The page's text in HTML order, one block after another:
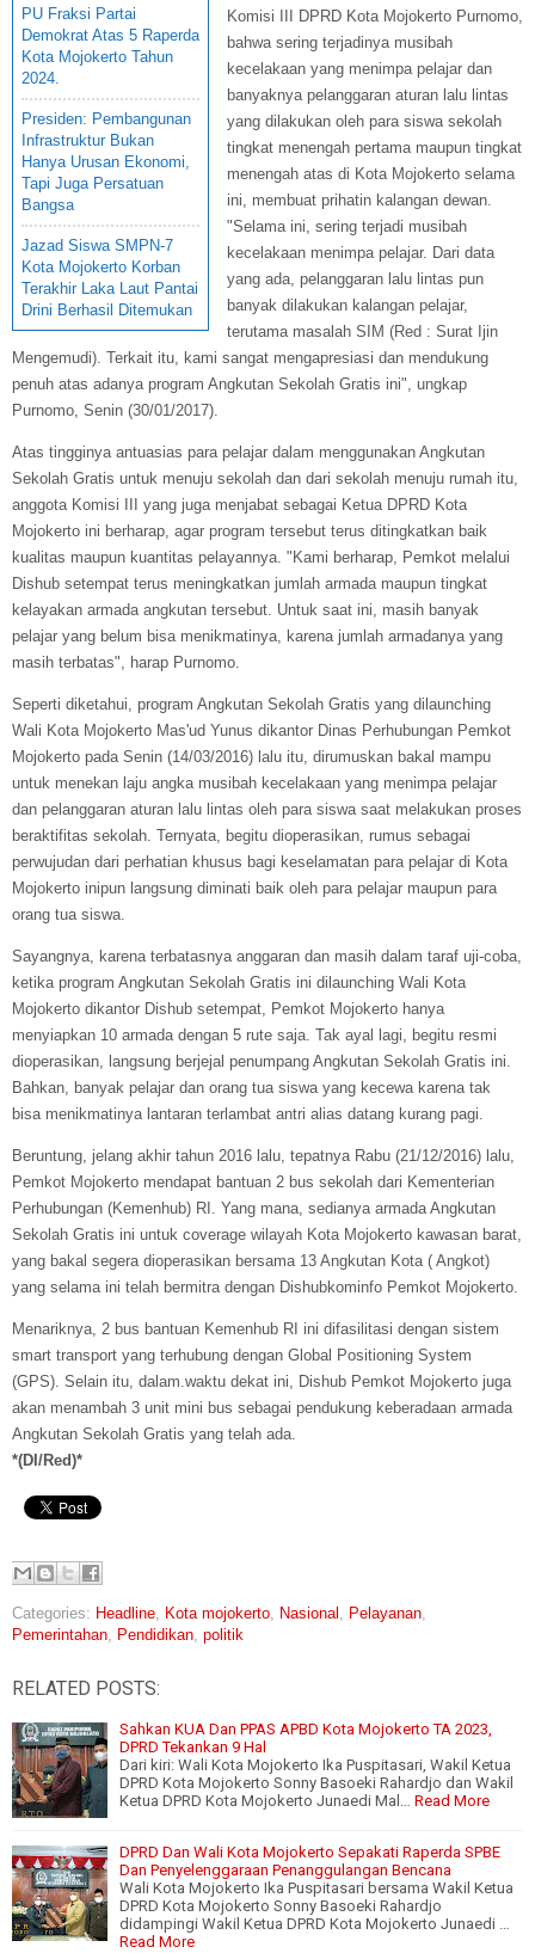
PU Fraksi Partai
Demokrat Atas 5 Raperda
Kota Mojokerto Tahun
2024.
Presiden: Pembangunan
Infrastruktur Bukan
Hanya Urusan Ekonomi,
Tapi Juga Persatuan
Bangsa
Jazad Siswa SMPN-7
Kota Mojokerto Korban
Terakhir Laka Laut Pantai
Drini Berhasil Ditemukan
Komisi III DPRD Kota Mojokerto Purnomo,
bahwa sering terjadinya musibah
kecelakaan yang menimpa pelajar dan
banyaknya pelanggaran aturan lalu lintas
yang dilakukan oleh para siswa sekolah
tingkat menengah pertama maupun tingkat
menengah atas di Kota Mojokerto selama
ini, membuat prihatin kalangan dewan.
"Selama ini, sering terjadi musibah
kecelakaan menimpa pelajar. Dari data
yang ada, pelanggaran lalu lintas pun
banyak dilakukan kalangan pelajar,
terutama masalah SIM (Red : Surat Ijin
Mengemudi). Terkait itu, kami sangat mengapresiasi dan mendukung
penuh atas adanya program Angkutan Sekolah Gratis ini", ungkap
Purnomo, Senin (30/01/2017).
Atas tingginya antuasias para pelajar dalam menggunakan Angkutan
Sekolah Gratis untuk menuju sekolah dan dari sekolah menuju rumah itu,
anggota Komisi III yang juga menjabat sebagai Ketua DPRD Kota
Mojokerto ini berharap, agar program tersebut terus ditingkatkan baik
kualitas maupun kuantitas pelayannya. "Kami berharap, Pemkot melalui
Dishub setempat terus meningkatkan jumlah armada maupun tingkat
kelayakan armada angkutan tersebut. Untuk saat ini, masih banyak
pelajar yang belum bisa menikmatinya, karena jumlah armadanya yang
masih terbatas", harap Purnomo.
Seperti diketahui, program Angkutan Sekolah Gratis yang dilaunching
Wali Kota Mojokerto Mas'ud Yunus dikantor Dinas Perhubungan Pemkot
Mojokerto pada Senin (14/03/2016) lalu itu, dirumuskan bakal mampu
untuk menekan laju angka musibah kecelakaan yang menimpa pelajar
dan pelanggaran aturan lalu lintas oleh para siswa saat melakukan proses
beraktifitas sekolah. Ternyata, begitu dioperasikan, rumus sebagai
perwujudan dari perhatian khusus bagi keselamatan para pelajar di Kota
Mojokerto inipun langsung diminati baik oleh para pelajar maupun para
orang tua siswa.
Sayangnya, karena terbatasnya anggaran dan masih dalam taraf uji-coba,
ketika program Angkutan Sekolah Gratis ini dilaunching Wali Kota
Mojokerto dikantor Dishub setempat, Pemkot Mojokerto hanya
menyiapkan 10 armada dengan 5 rute saja. Tak ayal lagi, begitu resmi
dioperasikan, langsung berjejal penumpang Angkutan Sekolah Gratis ini.
Bahkan, banyak pelajar dan orang tua siswa yang kecewa karena tak
bisa menikmatinya lantaran terlambat antri alias datang kurang pagi.
Beruntung, jelang akhir tahun 2016 lalu, tepatnya Rabu (21/12/2016) lalu,
Pemkot Mojokerto mendapat bantuan 2 bus sekolah dari Kementerian
Perhubungan (Kemenhub) RI. Yang mana, sedianya armada Angkutan
Sekolah Gratis ini untuk coverage wilayah Kota Mojokerto kawasan barat,
yang bakal segera dioperasikan bersama 13 Angkutan Kota ( Angkot)
yang selama ini telah bermitra dengan Dishubkominfo Pemkot Mojokerto.
Menariknya, 2 bus bantuan Kemenhub RI ini difasilitasi dengan sistem
smart transport yang terhubung dengan Global Positioning System
(GPS). Selain itu, dalam.waktu dekat ini, Dishub Pemkot Mojokerto juga
akan menambah 3 unit mini bus sebagai pendukung keberadaan armada
Angkutan Sekolah Gratis yang telah ada.
*(DI/Red)*
Categories: Headline, Kota mojokerto, Nasional , Pelayanan,
Pemerintahan, Pendidikan, politik
RELATED POSTS:
Sahkan KUA Dan PPAS APBD Kota Mojokerto TA 2023,
DPRD Tekankan 9 Hal
Dari kiri: Wali Kota Mojokerto Ika Puspitasari, Wakil Ketua
DPRD Kota Mojokerto Sonny Basoeki Rahardjo dan Wakil
Ketua DPRD Kota Mojokerto Junaedi Mal… Read More
DPRD Dan Wali Kota Mojokerto Sepakati Raperda SPBE
Dan Penyelenggaraan Penanggulangan Bencana
Wali Kota Mojokerto Ika Puspitasari bersama Wakil Ketua
DPRD Kota Mojokerto Sonny Basoeki Rahardjo
didampingi Wakil Ketua DPRD Kota Mojokerto Junaedi …
Read More